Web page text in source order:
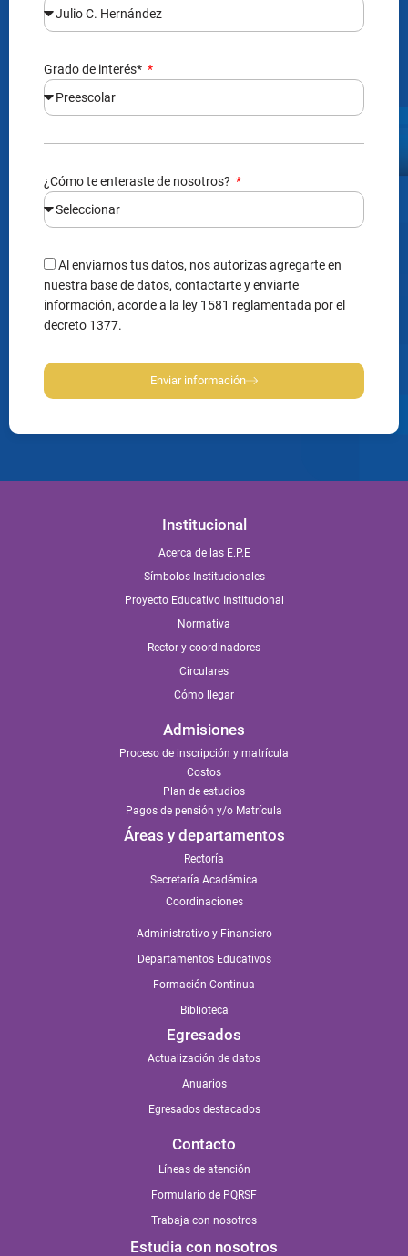
Grado de interés*
¿Cómo te enteraste de nosotros?
Al enviarnos tus datos, nos autorizas agregarte en
nuestra base de datos, contactarte y enviarte
información, acorde a la ley 1581 reglamentada por el
decreto 1377.
Enviar información
Institucional
Acerca de las E.P.E
Símbolos Institucionales
Proyecto Educativo Institucional
Normativa
Rector y coordinadores
Circulares
Cómo llegar
Admisiones
Proceso de inscripción y matrícula
Costos
Plan de estudios
Pagos de pensión y/o Matrícula
Áreas y departamentos
Rectoría
Secretaría Académica
Coordinaciones
Administrativo y Financiero
Departamentos Educativos
Formación Continua
Biblioteca
Egresados
Actualización de datos
Anuarios
Egresados destacados
Contacto
Líneas de atención
Formulario de PQRSF
Trabaja con nosotros
Estudia con nosotros